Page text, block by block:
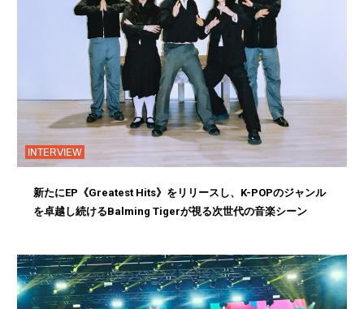
INTERVIEW
新たにEP《Greatest Hits》をリリースし、K-POPのジャンル
を卓越し続けるBalming Tigerが視る次世代の音楽シーン